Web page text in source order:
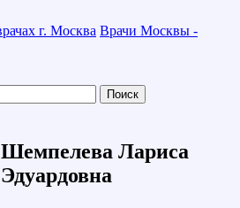
Врачи Москвы -
Шемпелева Лариса
Эдуардовна